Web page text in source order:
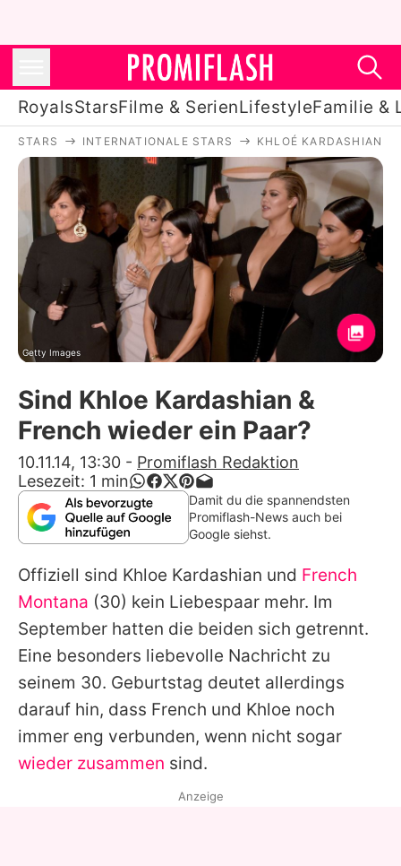
RoyalsStarsFilme & SerienLifestyleFamilie &
Royals
Stars
Filme & Serien
Lifestyle
Familie & Liebe
Promiflash Exklusiv
Alle Themen auf Promiflash
App runterladen
Team
Redaktionelle Richtlinien
Impressum
Nutzungsbedingungen
Utiq verwalten
STARS INTERNATIONALE STARS KHLOÉ KARDASHIAN
Getty Images
Sind Khloe Kardashian &
French wieder ein Paar?
10.11.14, 13:30 - Promiflash Redaktion
Lesezeit: 1 min
Damit du die spannendsten
Promiflash-News auch bei
Google siehst.
Offiziell sind Khloe Kardashian und French
Montana (30) kein Liebespaar mehr. Im
September hatten die beiden sich getrennt.
Eine besonders liebevolle Nachricht zu
seinem 30. Geburtstag deutet allerdings
darauf hin, dass French und Khloe noch
immer eng verbunden, wenn nicht sogar
wieder zusammen sind.
Anzeige